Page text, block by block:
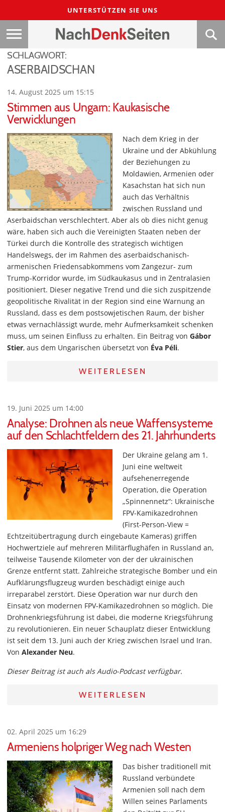
UNTERSTÜTZEN SIE UNS
SCHLAGWORT:
ASERBAIDSCHAN
14. August 2025 um 15:15
Stimmen aus Ungarn: Kaukasische
Verwicklungen
Nach dem Krieg in der
Ukraine und der Abkühlung
der Beziehungen zu
Moldawien, Armenien oder
Kasachstan hat sich nun
auch das Verhältnis
zwischen Russland und
Aserbaidschan verschlechtert. Aber als ob dies nicht genug
wäre, haben sich auch die Vereinigten Staaten neben der
Türkei durch die Kontrolle des strategisch wichtigen
Handelswegs, der im Rahmen des aserbaidschanisch-
armenischen Friedensabkommens vom Zangezur- zum
Trump-Korridor wurde, im Südkaukasus und in Zentralasien
positioniert. Dieser negative Trend und die sich zuspitzende
geopolitische Rivalität in der Region sind eine Warnung an
Russland, dass es dem postsowjetischen Raum, der bisher
etwas vernachlässigt wurde, mehr Aufmerksamkeit schenken
muss, um seinen Einfluss zu erhalten. Ein Beitrag von Gábor
Stier, aus dem Ungarischen übersetzt von Éva Péli.
WEITERLESEN
19. Juni 2025 um 14:00
Analyse: Drohnen als neue Waffensysteme
auf den Schlachtfeldern des 21. Jahrhunderts
Der Ukraine gelang am 1.
Juni eine weltweit
aufsehenerregende
Operation, die Operation
„Spinnennetz“: Ukrainische
FPV-Kamikazedrohnen
(First-Person-View =
Echtzeitübertragung durch eingebaute Kameras) griffen
Hochwertziele auf mehreren Militärflughäfen in Russland an,
teilweise Tausende Kilometer von der der ukrainischen
Grenze entfernt statt. Zahlreiche strategische Bomber und ein
Aufklärungsflugzeug wurden beschädigt einige auch
irreparabel zerstört. Diese Operation war nur durch den
Einsatz von modernen FPV-Kamikazedrohnen so möglich. Die
Drohnenkriegsführung ist dabei, die moderne Kriegsführung
zu revolutionieren. Ein neuer Schauplatz dieser Entwicklung
ist seit dem 13. Juni auch der Krieg zwischen Israel und Iran.
Von Alexander Neu.
Dieser Beitrag ist auch als Audio-Podcast verfügbar.
WEITERLESEN
02. April 2025 um 16:29
Armeniens holpriger Weg nach Westen
Das bisher traditionell mit
Russland verbündete
Armenien soll nach dem
Willen seines Parlaments